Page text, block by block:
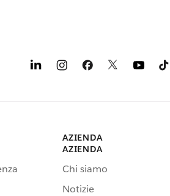
AZIENDA
AZIENDA
Chi siamo
Notizie